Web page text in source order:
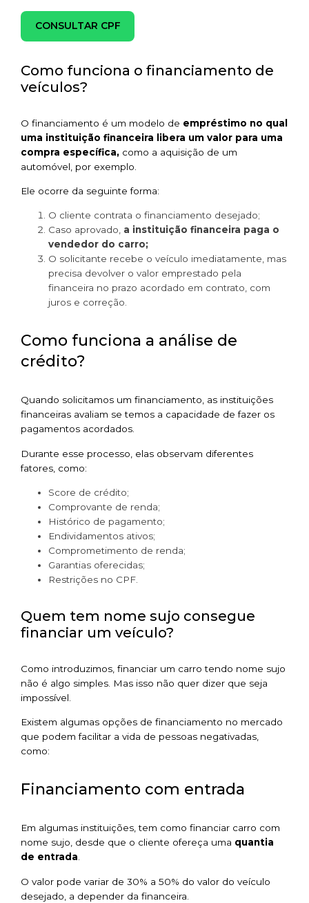
CONSULTAR CPF
Como funciona o financiamento de
veículos?
O financiamento é um modelo de empréstimo no qual
uma instituição financeira libera um valor para uma
compra específica, como a aquisição de um
automóvel, por exemplo.
Ele ocorre da seguinte forma:
O cliente contrata o financiamento desejado;
Caso aprovado, a instituição financeira paga o
vendedor do carro;
O solicitante recebe o veículo imediatamente, mas
precisa devolver o valor emprestado pela
financeira no prazo acordado em contrato, com
juros e correção.
Como funciona a análise de
crédito?
Quando solicitamos um financiamento, as instituições
financeiras avaliam se temos a capacidade de fazer os
pagamentos acordados.
Durante esse processo, elas observam diferentes
fatores, como:
Score de crédito;
Comprovante de renda;
Histórico de pagamento;
Endividamentos ativos;
Comprometimento de renda;
Garantias oferecidas;
Restrições no CPF.
Quem tem nome sujo consegue
financiar um veículo?
Como introduzimos, financiar um carro tendo nome sujo
não é algo simples. Mas isso não quer dizer que seja
impossível.
Existem algumas opções de financiamento no mercado
que podem facilitar a vida de pessoas negativadas,
como:
Financiamento com entrada
Em algumas instituições, tem como financiar carro com
nome sujo, desde que o cliente ofereça uma quantia
de entrada.
O valor pode variar de 30% a 50% do valor do veículo
desejado, a depender da financeira.